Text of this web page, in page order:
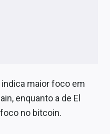
indica maior foco em
enquanto a de El
no bitcoin.